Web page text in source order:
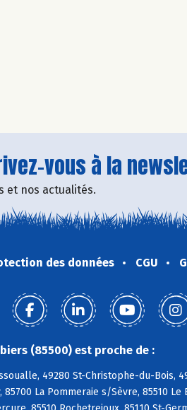
vous à la
et nos actualités.
des données CGU
(85500) est proche de :
49280 St-Christophe-du-Bois,
La Pommeraie s/Sèvre, 85510